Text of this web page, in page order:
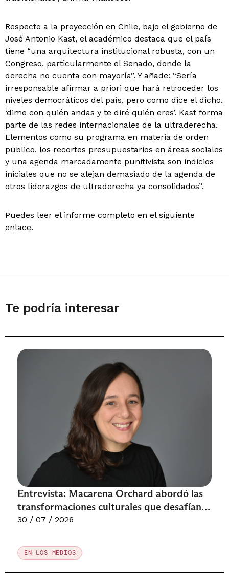
Respecto a la proyección en Chile, bajo el gobierno de
José Antonio Kast, el académico destaca que el país
tiene “una arquitectura institucional robusta, con un
Congreso, particularmente el Senado, donde la
derecha no cuenta con mayoría”. Y añade: “Sería
irresponsable afirmar a priori que hará retroceder los
niveles democráticos del país, pero como dice el dicho,
‘dime con quién andas y te diré quién eres’. Kast forma
parte de las redes internacionales de la ultraderecha.
Elementos como su programa en materia de orden
público, los recortes presupuestarios en áreas sociales
y una agenda marcadamente punitivista son indicios
iniciales que no se alejan demasiado de la agenda de
otros liderazgos de ultraderecha ya consolidados”.
Puedes leer el informe completo en el siguiente
enlace.
Te podría interesar
Entrevista: Macarena Orchard abordó las
transformaciones culturales que desafían
los proyectos de sociedad
30 / 07 / 2026
EN LOS MEDIOS